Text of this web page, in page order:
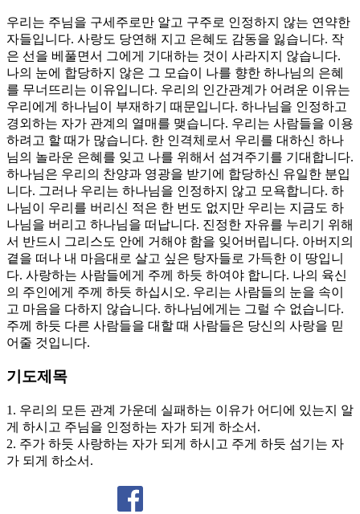
우리는 주님을 구세주로만 알고 구주로 인정하지 않는 연약한
자들입니다. 사랑도 당연해 지고 은혜도 감동을 잃습니다. 작
은 선을 베풀면서 그에게 기대하는 것이 사라지지 않습니다.
나의 눈에 합당하지 않은 그 모습이 나를 향한 하나님의 은혜
를 무너뜨리는 이유입니다. 우리의 인간관계가 어려운 이유는
우리에게 하나님이 부재하기 때문입니다. 하나님을 인정하고
경외하는 자가 관계의 열매를 맺습니다. 우리는 사람들을 이용
하려고 할 때가 많습니다. 한 인격체로서 우리를 대하신 하나
님의 놀라운 은혜를 잊고 나를 위해서 섬겨주기를 기대합니다.
하나님은 우리의 찬양과 영광을 받기에 합당하신 유일한 분입
니다. 그러나 우리는 하나님을 인정하지 않고 모욕합니다. 하
나님이 우리를 버리신 적은 한 번도 없지만 우리는 지금도 하
나님을 버리고 하나님을 떠납니다. 진정한 자유를 누리기 위해
서 반드시 그리스도 안에 거해야 함을 잊어버립니다. 아버지의
곁을 떠나 내 마음대로 살고 싶은 탕자들로 가득한 이 땅입니
다. 사랑하는 사람들에게 주께 하듯 하여야 합니다. 나의 육신
의 주인에게 주께 하듯 하십시오. 우리는 사람들의 눈을 속이
고 마음을 다하지 않습니다. 하나님에게는 그럴 수 없습니다.
주께 하듯 다른 사람들을 대할 때 사람들은 당신의 사랑을 믿
어줄 것입니다.
기도제목
1. 우리의 모든 관계 가운데 실패하는 이유가 어디에 있는지 알
게 하시고 주님을 인정하는 자가 되게 하소서.
2. 주가 하듯 사랑하는 자가 되게 하시고 주게 하듯 섬기는 자
가 되게 하소서.